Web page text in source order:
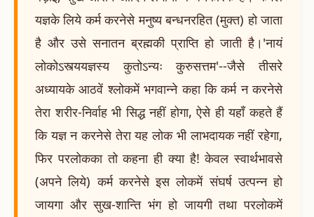
यज्ञके लिये कर्म करनेसे मनुष्य बन्धनरहित (मुक्त) हो जाता
है और उसे सनातन ब्रह्मकी प्राप्ति हो जाती है।'नायं
लोकोऽस्त्ययज्ञस्य कुतोऽन्यः कुरुसत्तम'--जैसे तीसरे
अध्यायके आठवें श्लोकमें भगवान्ने कहा कि कर्म न करनेसे
तेरा शरीर-निर्वाह भी सिद्ध नहीं होगा, ऐसे ही यहाँ कहते हैं
कि यज्ञ न करनेसे तेरा यह लोक भी लाभदायक नहीं रहेगा,
फिर परलोकका तो कहना ही क्या है! केवल स्वार्थभावसे
(अपने लिये) कर्म करनेसे इस लोकमें संघर्ष उत्पन्न हो
जायगा और सुख-शान्ति भंग हो जायगी तथा परलोकमें